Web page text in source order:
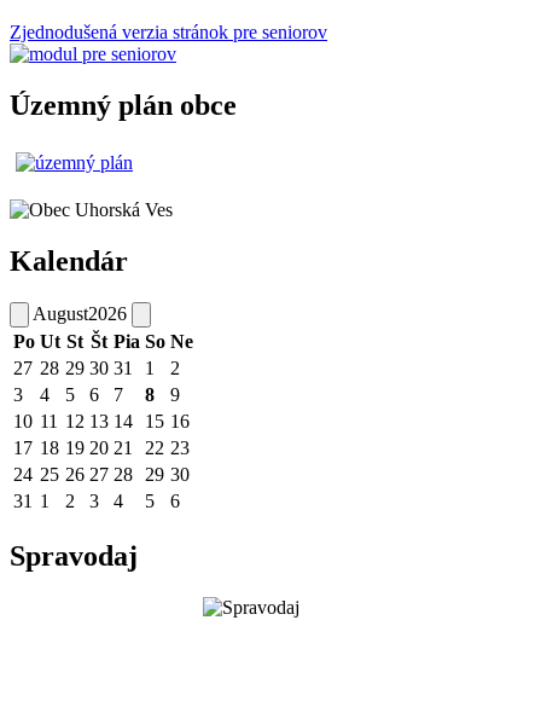
Zjednodušená verzia stránok pre seniorov
Územný plán obce
Kalendár
August2026
Po Ut St Št Pia So Ne
27 28 29 30 31 1
2
3
4 5 6 7 8
9
10 11 12 13 14 15 16
17 18 19 20 21 22 23
24 25 26 27 28 29 30
31 1 2 3 4 5 6
Spravodaj